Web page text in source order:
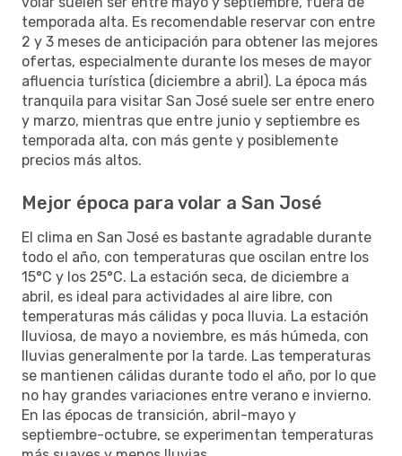
temporada alta. Es recomendable reservar con entre
2 y 3 meses de anticipación para obtener las mejores
ofertas, especialmente durante los meses de mayor
afluencia turística (diciembre a abril). La época más
tranquila para visitar San José suele ser entre enero
y marzo, mientras que entre junio y septiembre es
temporada alta, con más gente y posiblemente
precios más altos.
Mejor época para volar a San José
El clima en San José es bastante agradable durante
todo el año, con temperaturas que oscilan entre los
15°C y los 25°C. La estación seca, de diciembre a
abril, es ideal para actividades al aire libre, con
temperaturas más cálidas y poca lluvia. La estación
lluviosa, de mayo a noviembre, es más húmeda, con
lluvias generalmente por la tarde. Las temperaturas
se mantienen cálidas durante todo el año, por lo que
no hay grandes variaciones entre verano e invierno.
En las épocas de transición, abril-mayo y
septiembre-octubre, se experimentan temperaturas